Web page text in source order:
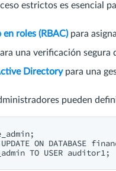
estrictos es esencial
roles (RBAC)para
una verificación segura
Directorypara una
pueden
UPDATE ON DATABASE